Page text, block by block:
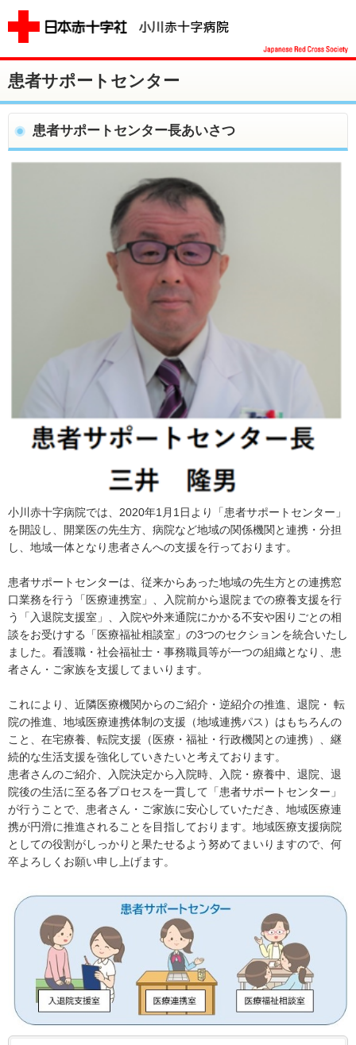
患者サポートセンター
患者サポートセンター長あいさつ
小川赤十字病院では、2020年1月1日より「患者サポートセンター」
を開設し、開業医の先生方、病院など地域の関係機関と連携・分担
し、地域一体となり患者さんへの支援を行っております。
患者サポートセンターは、従来からあった地域の先生方との連携窓
口業務を行う「医療連携室」、入院前から退院までの療養支援を行
う「入退院支援室」、入院や外来通院にかかる不安や困りごとの相
談をお受けする「医療福祉相談室」の3つのセクションを統合いたし
ました。看護職・社会福祉士・事務職員等が一つの組織となり、患
者さん・ご家族を支援してまいります。
これにより、近隣医療機関からのご紹介・逆紹介の推進、退院・ 転
院の推進、地域医療連携体制の支援（地域連携パス）はもちろんの
こと、在宅療養、転院支援（医療・福祉・行政機関との連携）、継
続的な生活支援を強化していきたいと考えております。
患者さんのご紹介、入院決定から入院時、入院・療養中、退院、退
院後の生活に至る各プロセスを一貫して「患者サポートセンター」
が行うことで、患者さん・ご家族に安心していただき、地域医療連
携が円滑に推進されることを目指しております。地域医療支援病院
としての役割がしっかりと果たせるよう努めてまいりますので、何
卒よろしくお願い申し上げます。